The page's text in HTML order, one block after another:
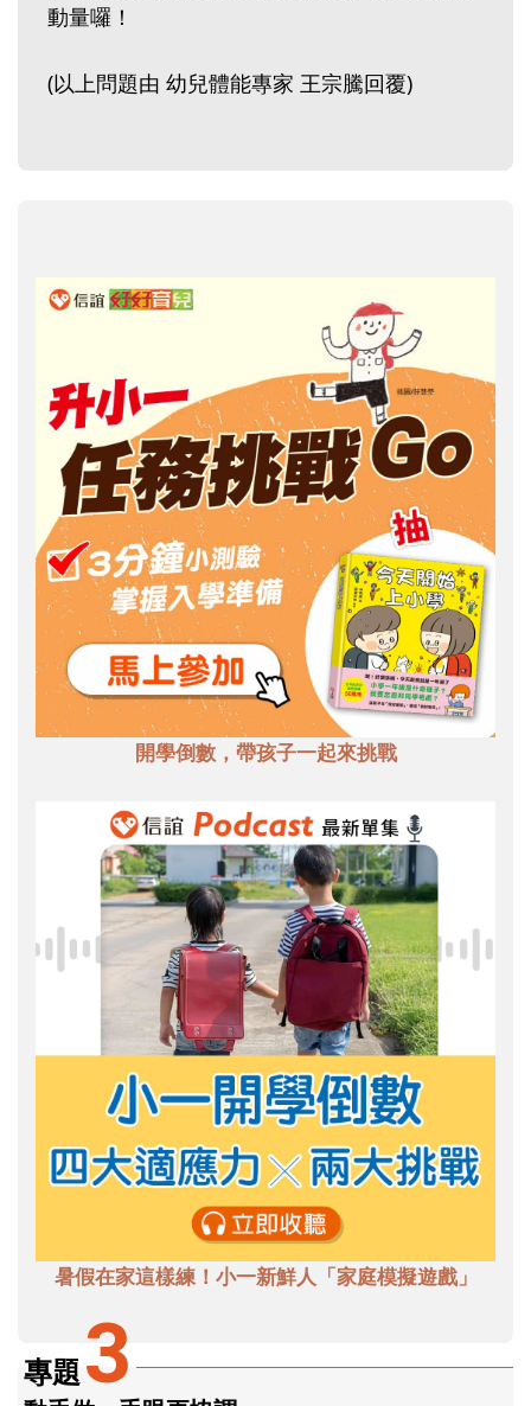
動量囉！
(以上問題由 幼兒體能專家 王宗騰回覆)
開學倒數，帶孩子一起來挑戰
暑假在家這樣練！小一新鮮人「家庭模擬遊戲」
專題3